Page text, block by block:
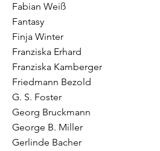
Fabian Weiß
Fantasy
Finja Winter
Franziska Erhard
Franziska Kamberger
Friedmann Bezold
G. S. Foster
Georg Bruckmann
George B. Miller
Gerlinde Bacher